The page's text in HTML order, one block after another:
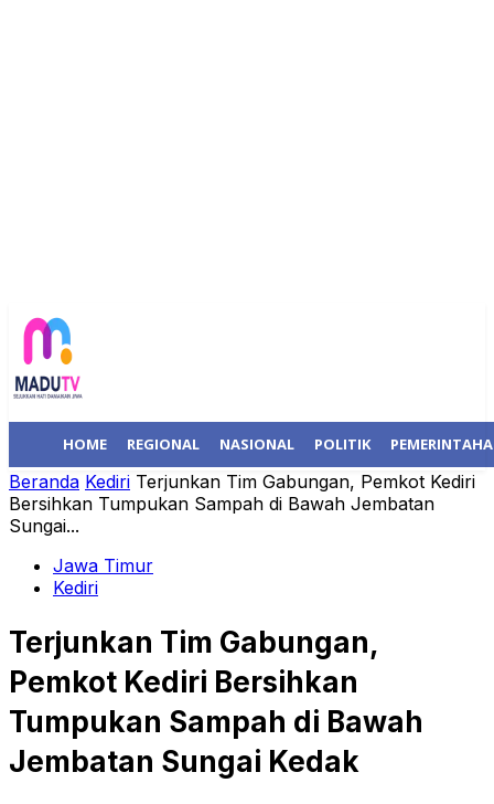
HOME REGIONAL NASIONAL POLITIK
Beranda Kediri Terjunkan Tim Gabungan, Pemkot Kediri
Bersihkan Tumpukan Sampah di Bawah Jembatan
Sungai...
Jawa Timur
Kediri
Terjunkan Tim Gabungan,
Pemkot Kediri Bersihkan
Tumpukan Sampah di Bawah
Jembatan Sungai Kedak